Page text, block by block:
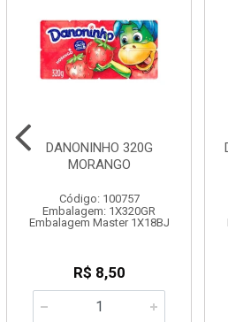
DANONINHO 320G
MORANGO
Código: 100757
Embalagem: 1X320GR
Embalagem Master 1X18BJ
R$ 8,50